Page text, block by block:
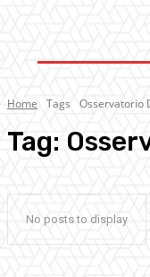
Home Tags Osservatorio
Tag:
No posts to display